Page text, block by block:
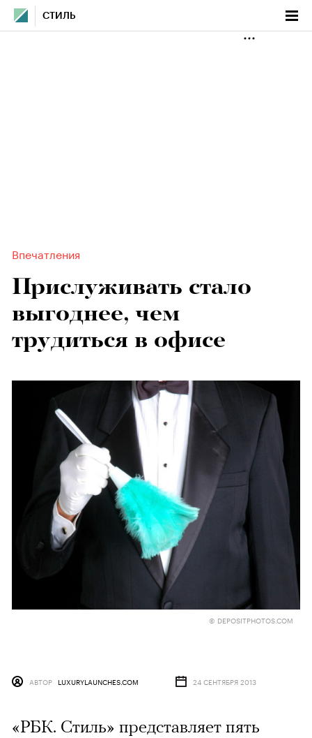
СТИЛЬ
Впечатления
Прислуживать стало
выгоднее, чем
трудиться в офисе
© DEPOSITPHOTOS.COM
АВТОР LUXURYLAUNCHES.COM 24 СЕНТЯБРЯ 2013
«РБК. Стиль» представляет пять